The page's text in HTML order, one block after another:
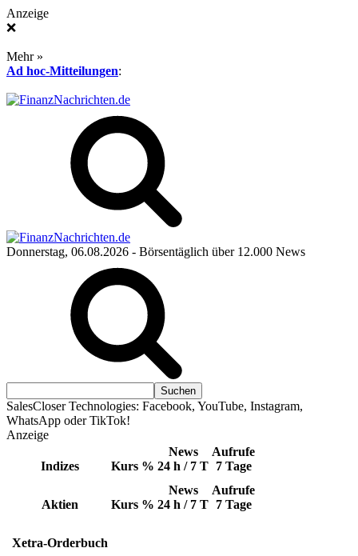
Anzeige
❌
Mehr »
Ad hoc-Mitteilungen:
Donnerstag, 06.08.2026 - Börsentäglich über 12.000 News
SalesCloser Technologies: Facebook, YouTube, Instagram,
WhatsApp oder TikTok!
Anzeige
Indizes Kurs %
News
24 h / 7 T
Aufrufe
7 Tage
Aktien Kurs %
News
24 h / 7 T
Aufrufe
7 Tage
Xetra-Orderbuch